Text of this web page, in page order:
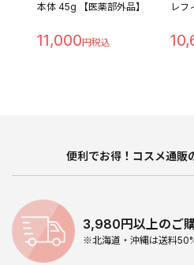
本体 45g 【医薬部外品】
11,000
レフ
便利でお得！コスメ通販
3,980円以上のご
※北海道・沖縄は送料